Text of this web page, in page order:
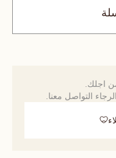
اجلك.
التواصل معنا.